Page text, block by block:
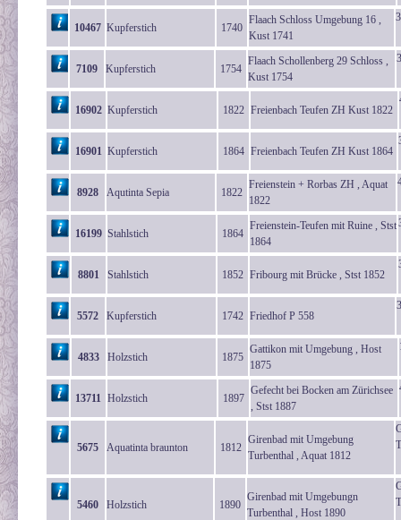
10467 Kupferstich 1740
Flaach Schloss Umgebung 16 ,
Kust 1741
7109 Kupferstich 1754
Flaach Schollenberg 29 Schloss ,
Kust 1754
16902 Kupferstich 1822 Freienbach Teufen ZH Kust 1822
16901 Kupferstich 1864 Freienbach Teufen ZH Kust 1864
8928 Aqutinta Sepia 1822
Freienstein + Rorbas ZH , Aquat
1822
16199 Stahlstich 1864
Freienstein-Teufen mit Ruine , Stst
1864
8801 Stahlstich 1852 Fribourg mit Brücke , Stst 1852
5572 Kupferstich 1742 Friedhof P 558
4833 Holzstich 1875
Gattikon mit Umgebung , Host
1875
13711 Holzstich 1897
Gefecht bei Bocken am Zürichsee
, Stst 1887
5675 Aquatinta braunton 1812
Girenbad mit Umgebung
Turbenthal , Aquat 1812
5460 Holzstich 1890
Girenbad mit Umgebungn
Turbenthal , Host 1890